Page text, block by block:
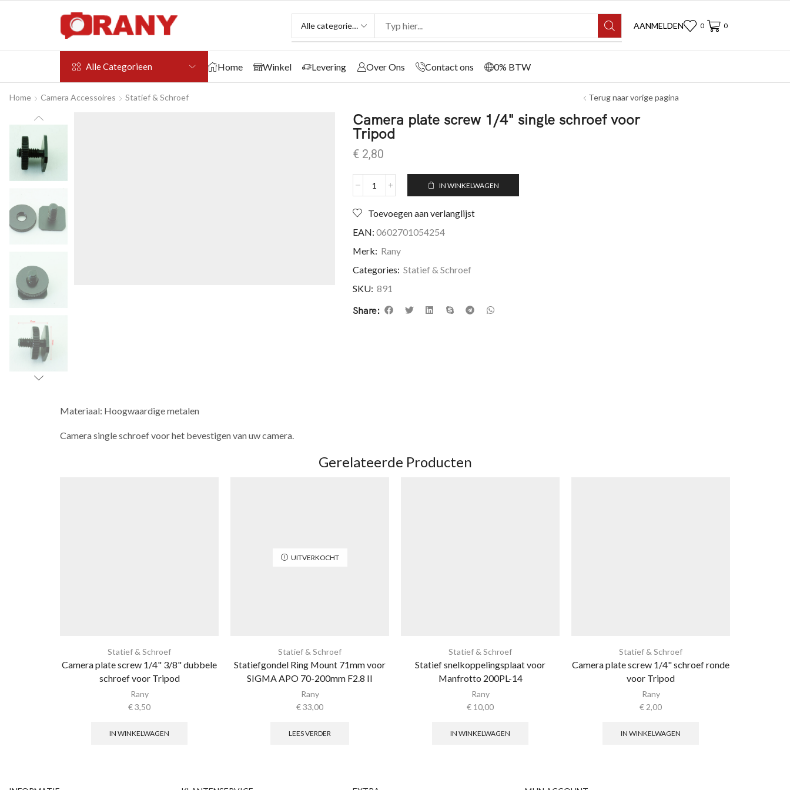
AANMELDEN 0 0
Alle Categorieen Home Winkel Levering Over Ons Contact ons 0% BTW
Home Camera Accessoires Statief & Schroef Terug naar vorige pagina
Camera plate screw 1/4" single schroef voor
Tripod
€ 2,80
IN WINKELWAGEN
Toevoegen aan verlanglijst
EAN: 0602701054254
Merk: Rany
Categories: Statief & Schroef
SKU: 891
Share:
Materiaal: Hoogwaardige metalen
Camera single schroef voor het bevestigen van uw camera.
Gerelateerde Producten
Statief & Schroef
Camera plate screw 1/4" 3/8" dubbele
schroef voor Tripod
Rany
€3,50
IN WINKELWAGEN
UITVERKOCHT
Statief & Schroef
Statiefgondel Ring Mount 71mm voor
SIGMA APO 70-200mm F2.8 II
Rany
€33,00
LEES VERDER
Statief & Schroef
Statief snelkoppelingsplaat voor
Manfrotto 200PL-14
Rany
€ 10,00
IN WINKELWAGEN
Statief & Schroef
Camera plate screw 1/4" schroef ronde
voor Tripod
Rany
€ 2,00
IN WINKELWAGEN